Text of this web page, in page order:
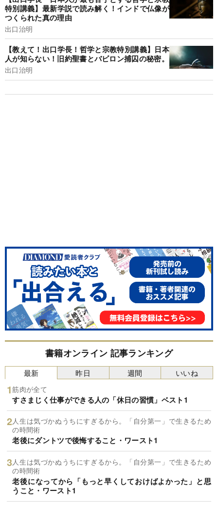
特別講義】最新学説で読み解く！インドで仏像が
つくられた真の理由
出口治明
【教えて！出口学長！哲学と宗教特別講義】日本
人が知らない！旧約聖書とバビロン捕囚の秘密。
出口治明
書籍オンライン 記事ランキング
最新
筋肉が全て
すさまじく仕事ができる人の「休日の習慣」ベスト1
人生は気づかぬうちにすぎるから。「自分第一」で生きるため
の時間術
老後にダントツで後悔すること・ワースト1
人生は気づかぬうちにすぎるから。「自分第一」で生きるため
の時間術
老後になってから「もっと早くしておけばよかった」と思
うこと・ワースト1
昨日 週間 いいね